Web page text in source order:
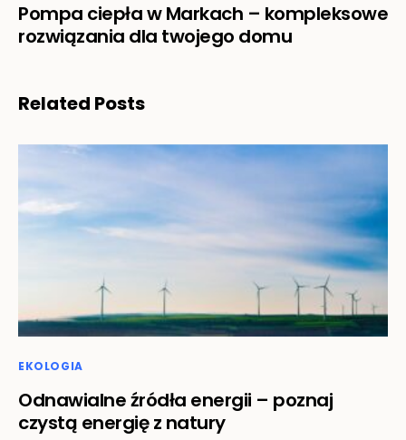
Pompa ciepła w Markach – kompleksowe
rozwiązania dla twojego domu
Related Posts
EKOLOGIA
Odnawialne źródła energii – poznaj
czystą energię z natury